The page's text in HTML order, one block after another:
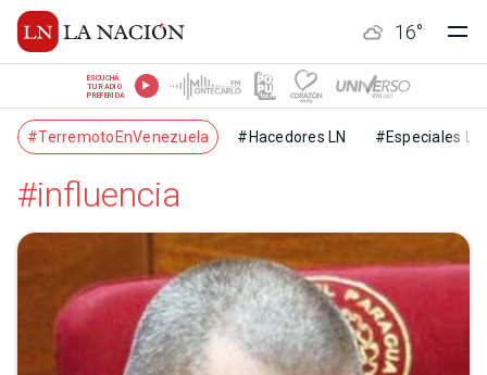
16°
ESCUCHÁ
TU RADIO
PREFERIDA
#TerremotoEnVenezuela #Hacedores LN #Especiales LN
#influencia